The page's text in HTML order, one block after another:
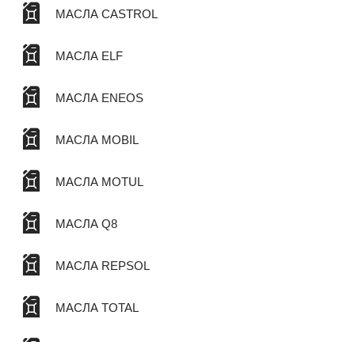
МАСЛА CASTROL
МАСЛА ELF
МАСЛА ENEOS
МАСЛА MOBIL
МАСЛА MOTUL
МАСЛА Q8
МАСЛА REPSOL
МАСЛА TOTAL